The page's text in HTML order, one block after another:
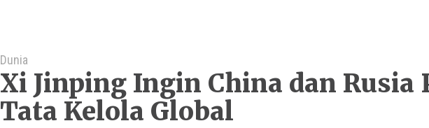
Dunia
Xi Jinping Ingin China dan Rusia
Tata Kelola Global